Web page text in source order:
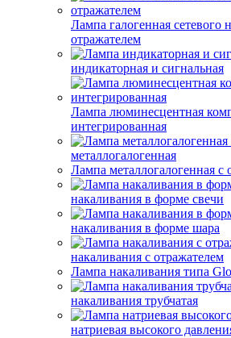
Лампа галогенная сетевого
отражателем
индикаторная и сигнальная
Лампа люминесцентная
интегрированная
металлогалогенная
Лампа металлогалогенная с
накаливания в форме свечи
накаливания в форме шара
накаливания с отражателем
Лампа накаливания типа
накаливания трубчатая
натриевая высокого